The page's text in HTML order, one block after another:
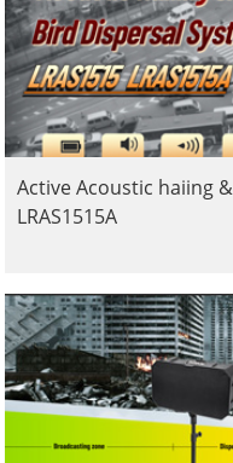
Active Acoustic haiing
LRAS1515A